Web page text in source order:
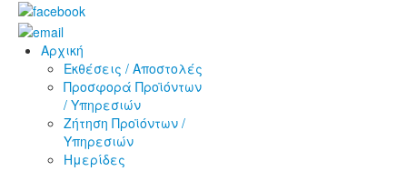
Αρχική
Εκθέσεις / Αποστολές
Προσφορά Προϊόντων
/ Υπηρεσιών
Ζήτηση Προϊόντων /
Υπηρεσιών
Ημερίδες